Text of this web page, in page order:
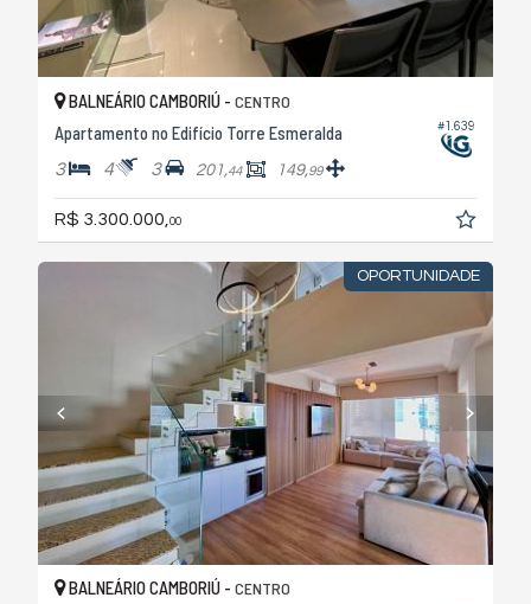
#1.639
BALNEÁRIO CAMBORIÚ - CENTRO
Apartamento no Edifício Torre Esmeralda
3 4 3 201,44 149,99
R$ 3.300.000, 00
OPORTUNIDADE
BALNEÁRIO CAMBORIÚ - CENTRO